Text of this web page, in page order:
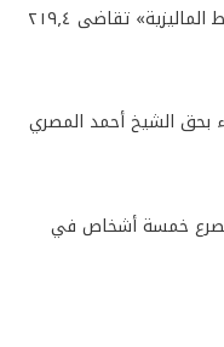
مساعد طيار في «الخطوط الماليزية» تقاضى ٢١٩٫٤
بحق الشيخ أحمد المصري
مصرع خمسة أشخاص في